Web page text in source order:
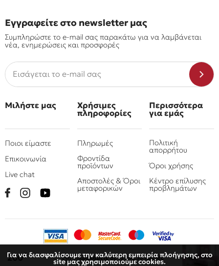
Για να διασφαλίσουμε την καλύτερη εμπειρία πλοήγησης, στο
site μας χρησιμοποιούμε cookies.
200€ Παραλάβετε σε 15 έως 30 ημέρες
Εγγραφείτε στο newsletter μας
Συμπληρώστε το e-mail σας παρακάτω για να λαμβάνεται
νέα, ενημερώσεις και προσφορές
Μιλήστε μας
Ποιοι είμαστε
Επικοινωνία
Live chat
Χρήσιμες
πληροφορίες
Πληρωμές
Φροντίδα
προϊόντων
Αποστολές & Όροι
μεταφορικών
Περισσότερα
για εμάς
Πολιτική
απορρήτου
Όροι χρήσης
Κέντρο επίλυσης
προβλημάτων